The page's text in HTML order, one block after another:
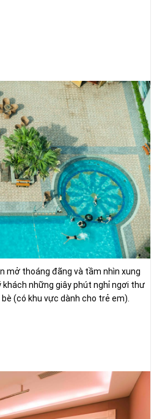
mở thoáng đãng và tầm nhìn xung
những giây phút nghỉ ngơi thư
(có khu vực dành cho trẻ em).